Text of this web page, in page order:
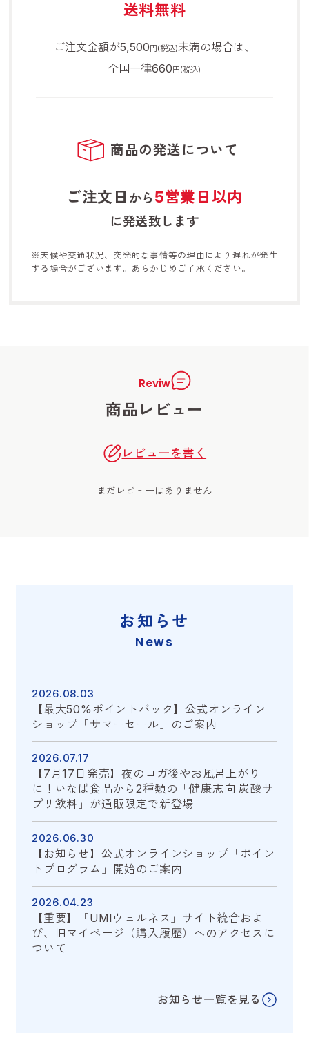
送料無料
ご注文金額が5,500 円(税込)未満の場合は、
全国一律660 円(税込)
商品の発送について
ご注文日 から5営業日以内
に発送致します
※天候や交通状況、突発的な事情等の理由により遅れが発生
する 場合がございます。あらかじめご了承ください。
Reviw
商品レビュー
レビューを書く
まだレビューはありません
お知らせ
News
2026.08.03
【最大50%ポイントバック】公式オンライン
ショップ「サマーセール」のご案内
2026.07.17
【7月17日発売】夜のヨガ後やお風呂上がり
に！いなば食品から2種類の「健康志向 炭酸サ
プリ飲料」が通販限定で新登場
2026.06.30
【お知らせ】公式オンラインショップ「ポイン
トプログラム」開始のご案内
2026.04.23
【重要】「UMIウェルネス」サイト統合およ
び、旧マイページ（購入履歴）へのアクセスに
ついて
お知らせ一覧を見る